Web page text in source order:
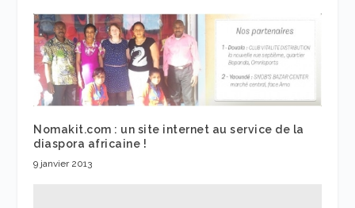
Nomakit.com : un site internet au service de la
diaspora africaine !
9 janvier 2013